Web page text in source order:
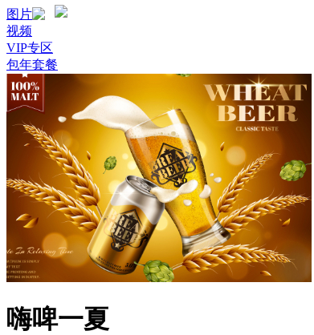
图片
视频
VIP专区
包年套餐
嗨啤一夏